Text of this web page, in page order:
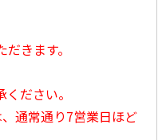
きます。
ださい。
通常通り7営業日ほど